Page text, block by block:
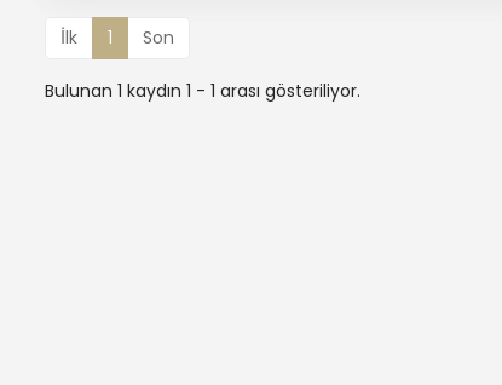
İlk 1 Son
Bulunan 1 kaydın 1 - 1 arası gösteriliyor.